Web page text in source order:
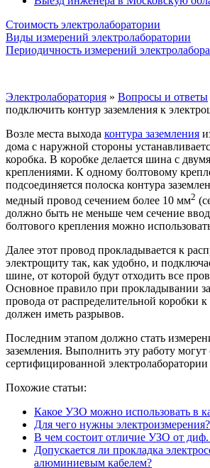
Стоимость электролаборатории
Виды измерений электролаборатории
Периодичность измерений
Электролаборатория » Вопросы и ответы
подключить контур заземления к
Возле места выхода контура заземления
дома с наружной стороны
коробка. В коробке делается шина с
креплениями. К одному болтовому
подсоединяется полоска контура
медный провод сечением более 10 мм2
должно быть не меньше чем сечение
болтового крепления можно
Далее этот провод прокладывается к
электрощиту так, как удобно, и
шине, от которой будут отходить все
Основное правило при прокладывании
провода от распределительной коробки
должен иметь разрывов.
Последним этапом должно стать
заземления. Выполнить эту работу
сертифицированной электролаборатории
Похожие статьи:
Какое УЗО можно использовать в
Для чего нужны электроизмерения?
В чем состоит отличие УЗО от диф.
Допускается ли прокладка
алюминиевым кабелем?